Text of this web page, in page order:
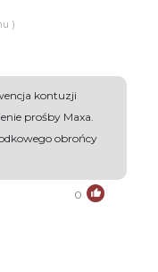
)
kontuzji
prośby Maxa.
obrońcy
0